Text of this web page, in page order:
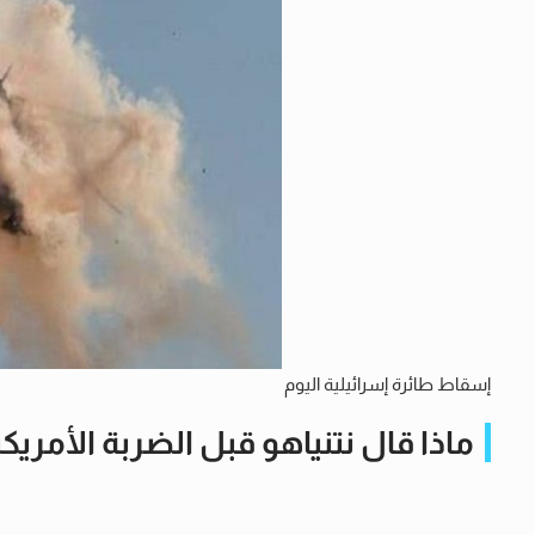
إسقاط طائرة إسرائيلية اليوم
ماذا قال نتنياهو قبل الضربة